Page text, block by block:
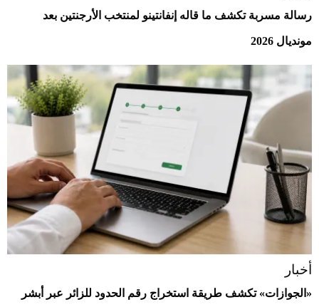
رسالة مسربة تكشف ما قاله إنفانتينو لمنتخب الأرجنتين بعد
مونديال 2026
أخبار
«الجوازات» تكشف طريقة استخراج رقم الحدود للزائر عبر أبشر